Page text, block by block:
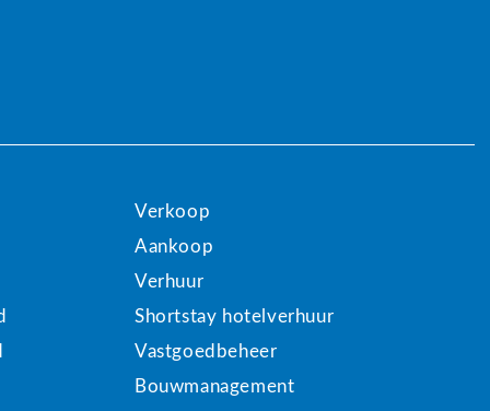
Verkoop
Aankoop
Verhuur
Shortstay hotelverhuur
Vastgoedbeheer
Bouwmanagement